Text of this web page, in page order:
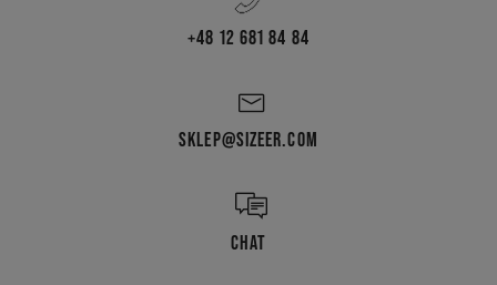
+48 12 681 84 84
SKLEP@SIZEER.COM
CHAT